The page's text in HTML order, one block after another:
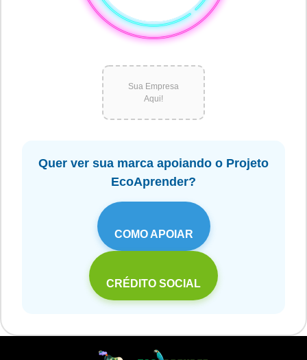
Sua Empresa
Aqui!
Quer ver sua marca apoiando o Projeto
EcoAprender?
COMO APOIAR
CRÉDITO SOCIAL